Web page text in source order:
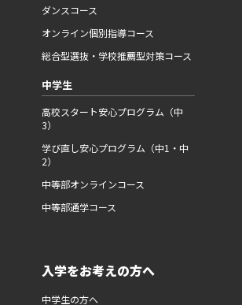
ダンスコース
オンライン個別指導コース
総合型選抜・学校推薦型対策コース
中学生
高校スタート安心プログラム（中
3）
学び直し安心プログラム（中1・中
2）
中等部オンラインコース
中等部通学コース
入学をお考えの方へ
中学生の方へ